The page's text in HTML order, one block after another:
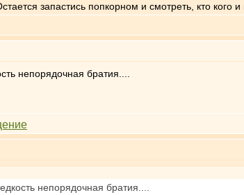
запастись попкорном и смотреть, кто
непорядочная братия....
непорядочная братия....